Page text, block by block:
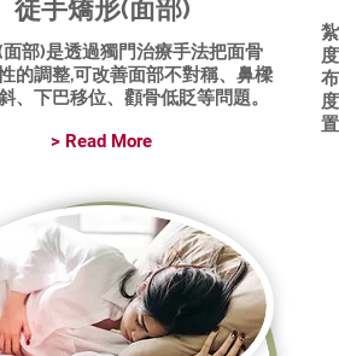
徒手矯形(面部)
部)是透過獨門治療手法把面骨
的調整,可改善面部不對稱、鼻樑
、下巴移位、顴骨低貶等問題。
> Read More
置